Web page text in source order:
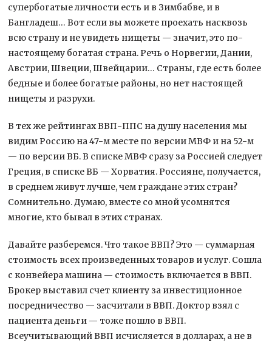
супербогатые личности есть и в Зимбабве, и в
Бангладеш… Вот если вы можете проехать насквозь
всю страну и не увидеть нищеты — значит, это по-
настоящему богатая страна. Речь о Норвегии, Дании,
Австрии, Швеции, Швейцарии… Страны, где есть более
бедные и более богатые районы, но нет настоящей
нищеты и разрухи.
В тех же рейтингах ВВП-ППС на душу населения мы
видим Россию на 47-м месте по версии МВФ и на 52-м
— по версии ВБ. В списке МВФ сразу за Россией следует
Греция, в списке ВБ — Хорватия. Россияне, получается,
в среднем живут лучше, чем граждане этих стран?
Сомнительно. Думаю, вместе со мной усомнятся
многие, кто бывал в этих странах.
Давайте разберемся. Что такое ВВП? Это — суммарная
стоимость всех произведенных товаров и услуг. Сошла
с конвейера машина — стоимость включается в ВВП.
Брокер выставил счет клиенту за инвестиционное
посредничество — засчитали в ВВП. Доктор взял с
пациента деньги — тоже пошло в ВВП.
Всеучитывающий ВВП исчисляется в долларах, а не в